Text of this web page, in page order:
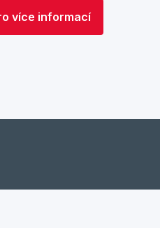
více informací